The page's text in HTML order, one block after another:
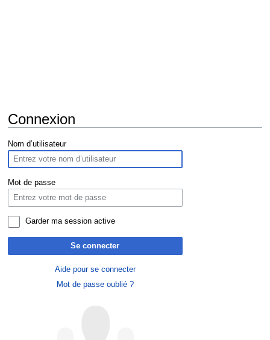
Connexion
Aller
la
navigation
Aller
la
recherche
Nom d’utilisateur
Mot de passe
Garder ma session active
Se connecter
Aide pour se connecter
Mot de passe oublié ?